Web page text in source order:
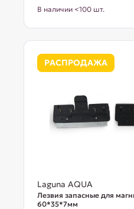
В наличии <100 шт.
РАСПРОДАЖА
Laguna AQUA
Лезвия запасные для
60*35*7мм